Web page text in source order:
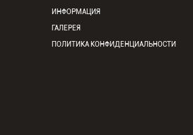
ИНФОРМАЦИЯ
ГАЛЕРЕЯ
ПОЛИТИКА КОНФИДЕНЦИАЛЬНОСТИ